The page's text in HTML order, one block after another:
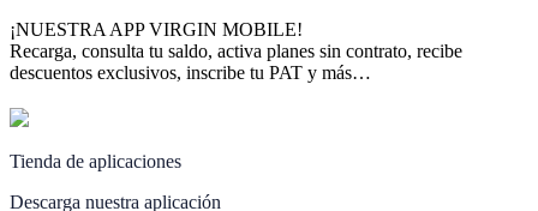
¡NUESTRA APP VIRGIN MOBILE!
Recarga, consulta tu saldo, activa planes sin contrato, recibe
descuentos exclusivos, inscribe tu PAT y más…
Tienda de aplicaciones
Descarga nuestra aplicación